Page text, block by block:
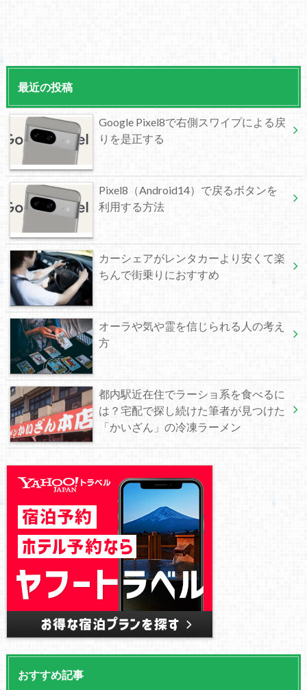
最近の投稿
Google Pixel8で右側スワイプによる戻
りを是正する
Pixel8（Android14）で戻るボタンを
利用する方法
カーシェアがレンタカーより安くて楽
ちんで街乗りにおすすめ
オーラや気や霊を信じられる人の考え
方
都内駅近在住でラーショ系を食べるに
は？宅配で探し続けた筆者が見つけた
「かいざん」の冷凍ラーメン
おすすめ記事